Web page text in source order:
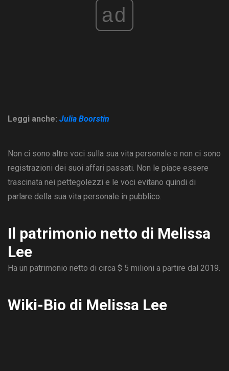
ad
Leggi anche: Julia Boorstin
Non ci sono altre voci sulla sua vita personale e non ci sono
registrazioni dei suoi affari passati. Non le piace essere
trascinata nei pettegolezzi e le voci evitano quindi di
parlare della sua vita personale in pubblico.
Il patrimonio netto di Melissa
Lee
Ha un patrimonio netto di circa $ 5 milioni a partire dal 2019.
Wiki-Bio di Melissa Lee